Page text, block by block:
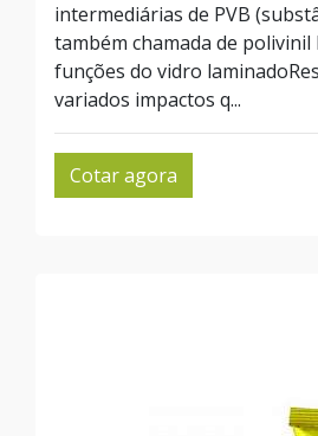
intermediárias de PVB
também chamada de polivinil
funções do vidro
variados impactos q...
Cotar agora